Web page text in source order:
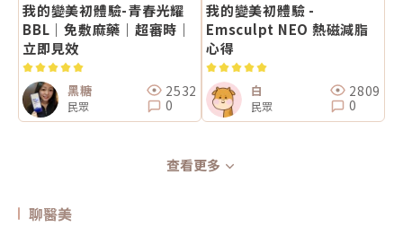
我的變美初體驗-青春光耀
BBL｜免敷麻藥｜超審時｜
立即見效
黑糖
民眾
2532
0
我的變美初體驗 -
Emsculpt NEO 熱磁減脂
心得
白
民眾
2809
0
查看更多
聊醫美